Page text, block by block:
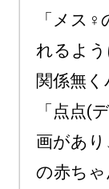
「メス
れるよ
関係無
「点点(
画があ
の赤ち